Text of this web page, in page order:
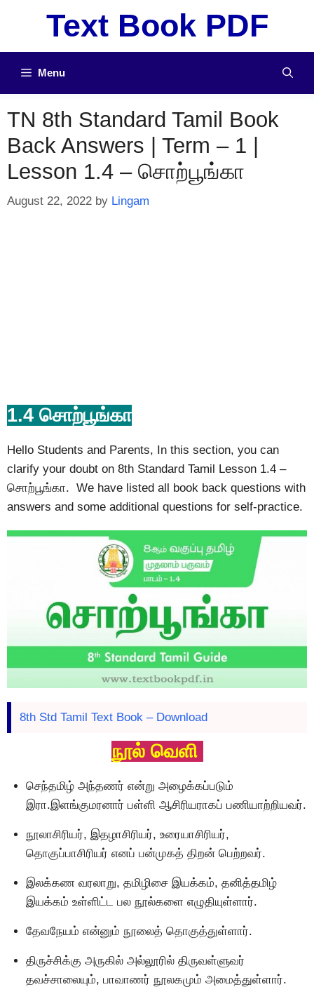
Text Book PDF
Menu
TN 8th Standard Tamil Book
Back Answers | Term – 1 |
Lesson 1.4 – சொற்பூங்கா
August 22, 2022 by Lingam
1.4 சொற்பூங்கா
Hello Students and Parents, In this section, you can
clarify your doubt on 8th Standard Tamil Lesson 1.4 –
சொற்பூங்கா. We have listed all book back questions with
answers and some additional questions for self-practice.
8th Std Tamil Text Book – Download
நூல் வெளி
செந்தமிழ் அந்தணர் என்று அழைக்கப்படும்
இரா.இளங்குமரனார் பள்ளி ஆசிரியராகப் பணியாற்றியவர்.
நூலாசிரியர், இதழாசிரியர், உரையாசிரியர்,
தொகுப்பாசிரியர் எனப் பன்முகத் திறன் பெற்றவர்.
இலக்கண வரலாறு, தமிழிசை இயக்கம், தனித்தமிழ்
இயக்கம் உள்ளிட்ட பல நூல்களை எழுதியுள்ளார்.
தேவநேயம் என்னும் நூலைத் தொகுத்துள்ளார்.
திருச்சிக்கு அருகில் அல்லூரில் திருவள்ளுவர்
தவச்சாலையும், பாவாணர் நூலகமும் அமைத்துள்ளார்.